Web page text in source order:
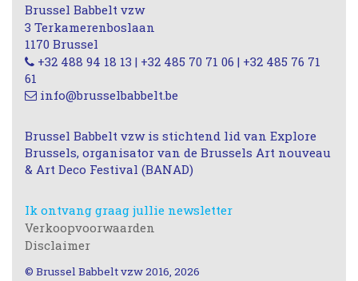
Brussel Babbelt vzw
3 Terkamerenboslaan
1170 Brussel
+32 488 94 18 13 | +32 485 70 71 06 | +32 485 76 71
61
info@brusselbabbelt.be
Brussel Babbelt vzw is stichtend lid van Explore
Brussels, organisator van de Brussels Art nouveau
& Art Deco Festival (BANAD)
Ik ontvang graag jullie newsletter
Verkoopvoorwaarden
Disclaimer
© Brussel Babbelt vzw 2016, 2026